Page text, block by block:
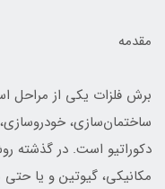
مقدمه
برش فلزات یکی از مراحل
ساختمان‌سازی،
دکوراتیو است. در گذشته
مکانیکی، گیوتین و یا حتی